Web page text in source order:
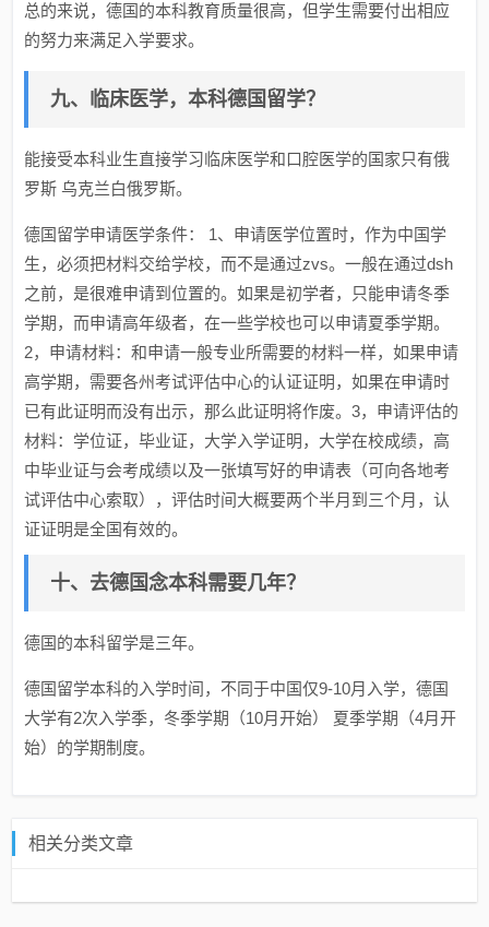
总的来说，德国的本科教育质量很高，但学生需要付出相应
的努力来满足入学要求。
九、临床医学，本科德国留学？
能接受本科业生直接学习临床医学和口腔医学的国家只有俄
罗斯 乌克兰白俄罗斯。
德国留学申请医学条件： 1、申请医学位置时，作为中国学
生，必须把材料交给学校，而不是通过zvs。一般在通过dsh
之前，是很难申请到位置的。如果是初学者，只能申请冬季
学期，而申请高年级者，在一些学校也可以申请夏季学期。
2，申请材料：和申请一般专业所需要的材料一样，如果申请
高学期，需要各州考试评估中心的认证证明，如果在申请时
已有此证明而没有出示，那么此证明将作废。3，申请评估的
材料：学位证，毕业证，大学入学证明，大学在校成绩，高
中毕业证与会考成绩以及一张填写好的申请表（可向各地考
试评估中心索取），评估时间大概要两个半月到三个月，认
证证明是全国有效的。
十、去德国念本科需要几年？
德国的本科留学是三年。
德国留学本科的入学时间，不同于中国仅9-10月入学，德国
大学有2次入学季，冬季学期（10月开始） 夏季学期（4月开
始）的学期制度。
相关分类文章